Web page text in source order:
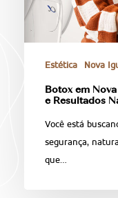
Estética Nova
Botox em
e Resultados
Você está
segurança,
que…